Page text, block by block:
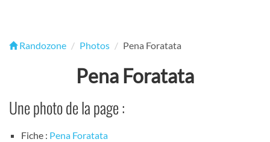
Randozone Photos Pena Foratata
Pena Foratata
Une photo de la page :
Fiche : Pena Foratata